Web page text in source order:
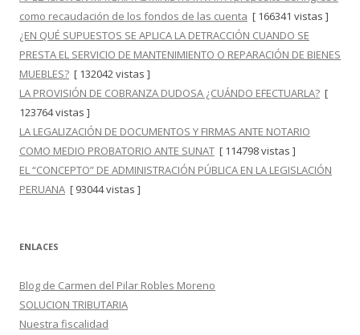
como recaudación de los fondos de las cuenta [ 166341 vistas ]
¿EN QUÉ SUPUESTOS SE APLICA LA DETRACCIÓN CUANDO SE
PRESTA EL SERVICIO DE MANTENIMIENTO O REPARACIÓN DE BIENES
MUEBLES? [ 132042 vistas ]
LA PROVISIÓN DE COBRANZA DUDOSA ¿CUÁNDO EFECTUARLA? [
123764 vistas ]
LA LEGALIZACIÓN DE DOCUMENTOS Y FIRMAS ANTE NOTARIO
COMO MEDIO PROBATORIO ANTE SUNAT [ 114798 vistas ]
EL “CONCEPTO” DE ADMINISTRACIÓN PÚBLICA EN LA LEGISLACIÓN
PERUANA [ 93044 vistas ]
ENLACES
Blog de Carmen del Pilar Robles Moreno
SOLUCION TRIBUTARIA
Nuestra fiscalidad